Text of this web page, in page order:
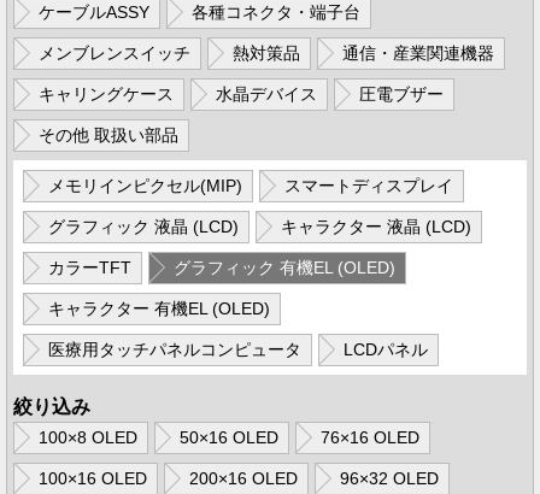
ケーブルASSY 各種コネクタ・端子台
メンブレンスイッチ 熱対策品 通信・産業関連機器
キャリングケース 水晶デバイス 圧電ブザー
その他 取扱い部品
メモリインピクセル(MIP) スマートディスプレイ
グラフィック 液晶 (LCD) キャラクター 液晶 (LCD)
カラーTFT グラフィック 有機EL (OLED)
キャラクター 有機EL (OLED)
医療用タッチパネルコンピュータ LCDパネル
絞り込み
100×8 OLED 50×16 OLED 76×16 OLED
100×16 OLED 200×16 OLED 96×32 OLED